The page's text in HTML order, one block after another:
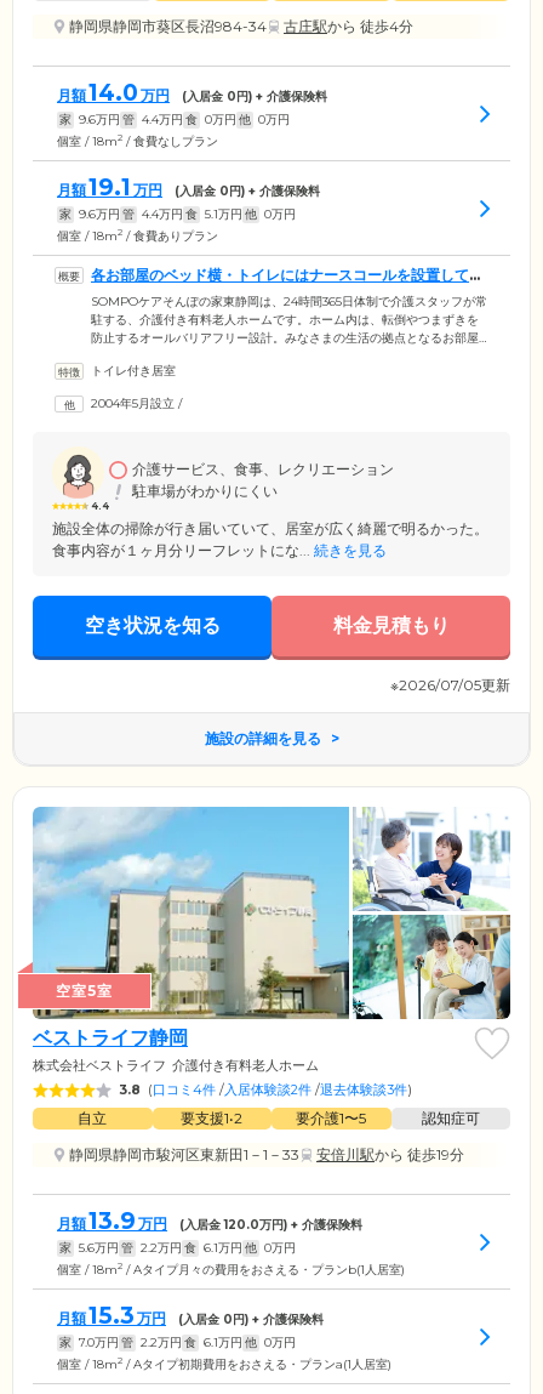
静岡県静岡市葵区長沼984-34
古庄駅から 徒歩4分
月額14.0 万円 (入居金 0円) + 介護保険料
家 9.6万円 管 4.4万円 食 0万円 他 0万円
個室 / 18m2 / 食費なしプラン
月額19.1 万円 (入居金 0円) + 介護保険料
家 9.6万円 管 4.4万円 食 5.1万円 他 0万円
個室 / 18m2 / 食費ありプラン
各お部屋のベッド横・トイレにはナースコールを設置してい
ます
SOMPOケアそんぽの家東静岡は、24時間365日体制で介護スタッフが常
駐する、介護付き有料老人ホームです。ホーム内は、転倒やつまずきを
防止するオールバリアフリー設計。みなさまの生活の拠点となるお部屋
台・水洗トイレを備えており、ご自分のペースでご使用いただけます。
屋のベッド横・トイレにはナースコールを設置。呼び出しがあればスタ
トイレ付き居室
2004年5月設立 /
4.4
介護サービス、食事、レクリエーション
駐車場がわかりにくい
施設全体の掃除が行き届いていて、居室が広く綺麗で明るかった。
食事内容が１ヶ月分リーフレットにな... 続きを見る
空き状況を知る 料金見積もり
※2026/07/05更新
施設の詳細を見る
空室5室
ベストライフ静岡
株式会社ベストライフ 介護付き有料老人ホーム
3.8 (口コミ4件 /入居体験談2件 /退去体験談3件)
自立 要支援1•2 要介護1〜5
認知症可
静岡県静岡市駿河区東新田1－1－33
安倍川駅から 徒歩19分
月額13.9 万円 (入居金120.0万円) + 介護保険料
家 5.6万円 管 2.2万円 食 6.1万円 他 0万円
個室 / 18m2 / Aタイプ月々の費用をおさえる・プランb(1人居室)
月額15.3 万円 (入居金 0円) + 介護保険料
家 7.0万円 管 2.2万円 食 6.1万円 他 0万円
個室 / 18m2 / Aタイプ初期費用をおさえる・プランa(1人居室)